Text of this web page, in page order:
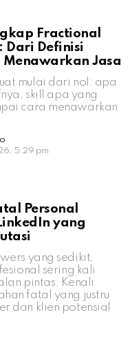
Fractional
Dari Definisi
Jasa
mulai dari nol: apa
skill apa yang
cara menawarkan
5:29 pm
Personal
yang
yang sedikit,
sering kali
pintas. Kenali
fatal yang justru
dan klien potensial